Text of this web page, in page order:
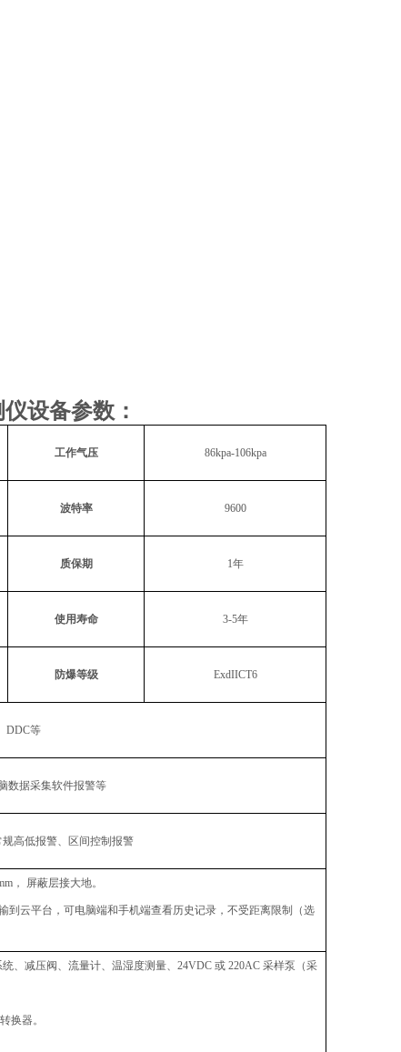
仪设备参数：
工作气压 86kpa-106kpa
波特率 9600
质保期 1年
使用寿命 3-5年
防爆等级 ExdIICT6
DDC等
数据采集软件报警等
高低报警、区间控制报警
， 屏蔽层接大地。
到云平台，可电脑端和手机端查看历史记录，不受距离限制（选
、减压阀、流量计、温湿度测量、 24VDC 或 220AC 采样泵（采
换器。